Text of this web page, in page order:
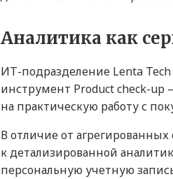
Аналитика как
ИТ-подразделение Lenta
инструмент Product check-
на практическую работу с
В отличие от
к детализированной
персональную учетную